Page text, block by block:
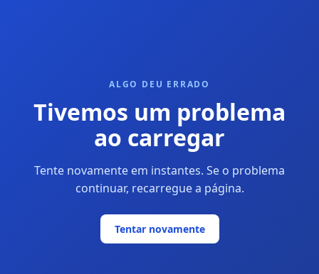
ALGO DEU ERRADO
Tivemos um problema
ao carregar
Tente novamente em instantes. Se o problema
continuar, recarregue a página.
Tentar novamente